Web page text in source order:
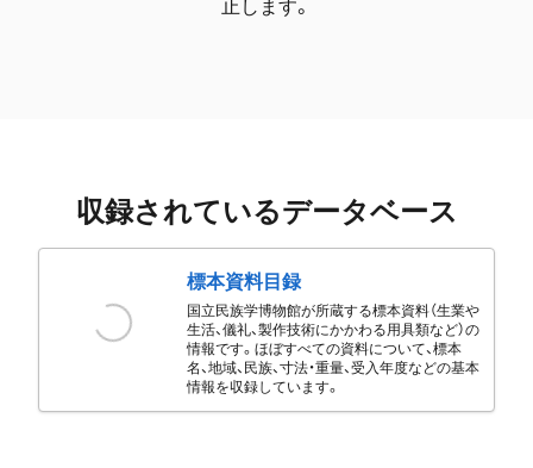
止します。
収録されているデータベース
標本資料目録
国立民族学博物館が所蔵する標本資料（生業や
生活、儀礼、製作技術にかかわる用具類など）の
情報です。ほぼすべての資料について、標本
名、地域、民族、寸法・重量、受入年度などの基本
情報を収録しています。